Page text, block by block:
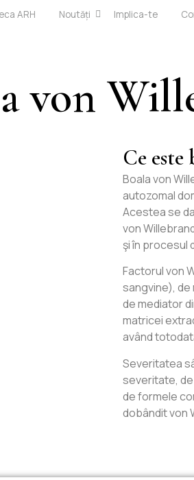
ARH Noutăți Implica-te
von
Ce
Boala von
autozomal
Acestea se
von
şi în procesul
Factorul von
sangvine),
de mediator
matricei
având
Severitatea
severitate, de
de formele
dobândit von